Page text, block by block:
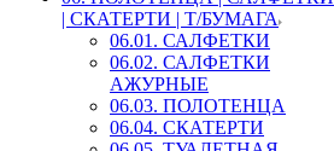
| СКАТЕРТИ | Т/БУМАГА
06.01. САЛФЕТКИ
06.02. САЛФЕТКИ
АЖУРНЫЕ
06.03. ПОЛОТЕНЦА
06.04. СКАТЕРТИ